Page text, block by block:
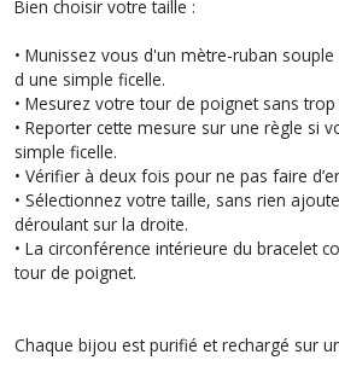
Bien choisir votre taille :
• Munissez vous d'un mètre-ruban
d une simple ficelle.
• Mesurez votre tour de poignet sans trop
• Reporter cette mesure sur une règle si
simple ficelle.
• Vérifier à deux fois pour ne pas faire
• Sélectionnez votre taille, sans rien
déroulant sur la droite.
• La circonférence intérieure du bracelet
tour de poignet.
Chaque bijou est purifié et rechargé sur